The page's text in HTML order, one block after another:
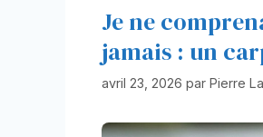
Je ne
jamais : un
avril 23, 2026 par Pierre